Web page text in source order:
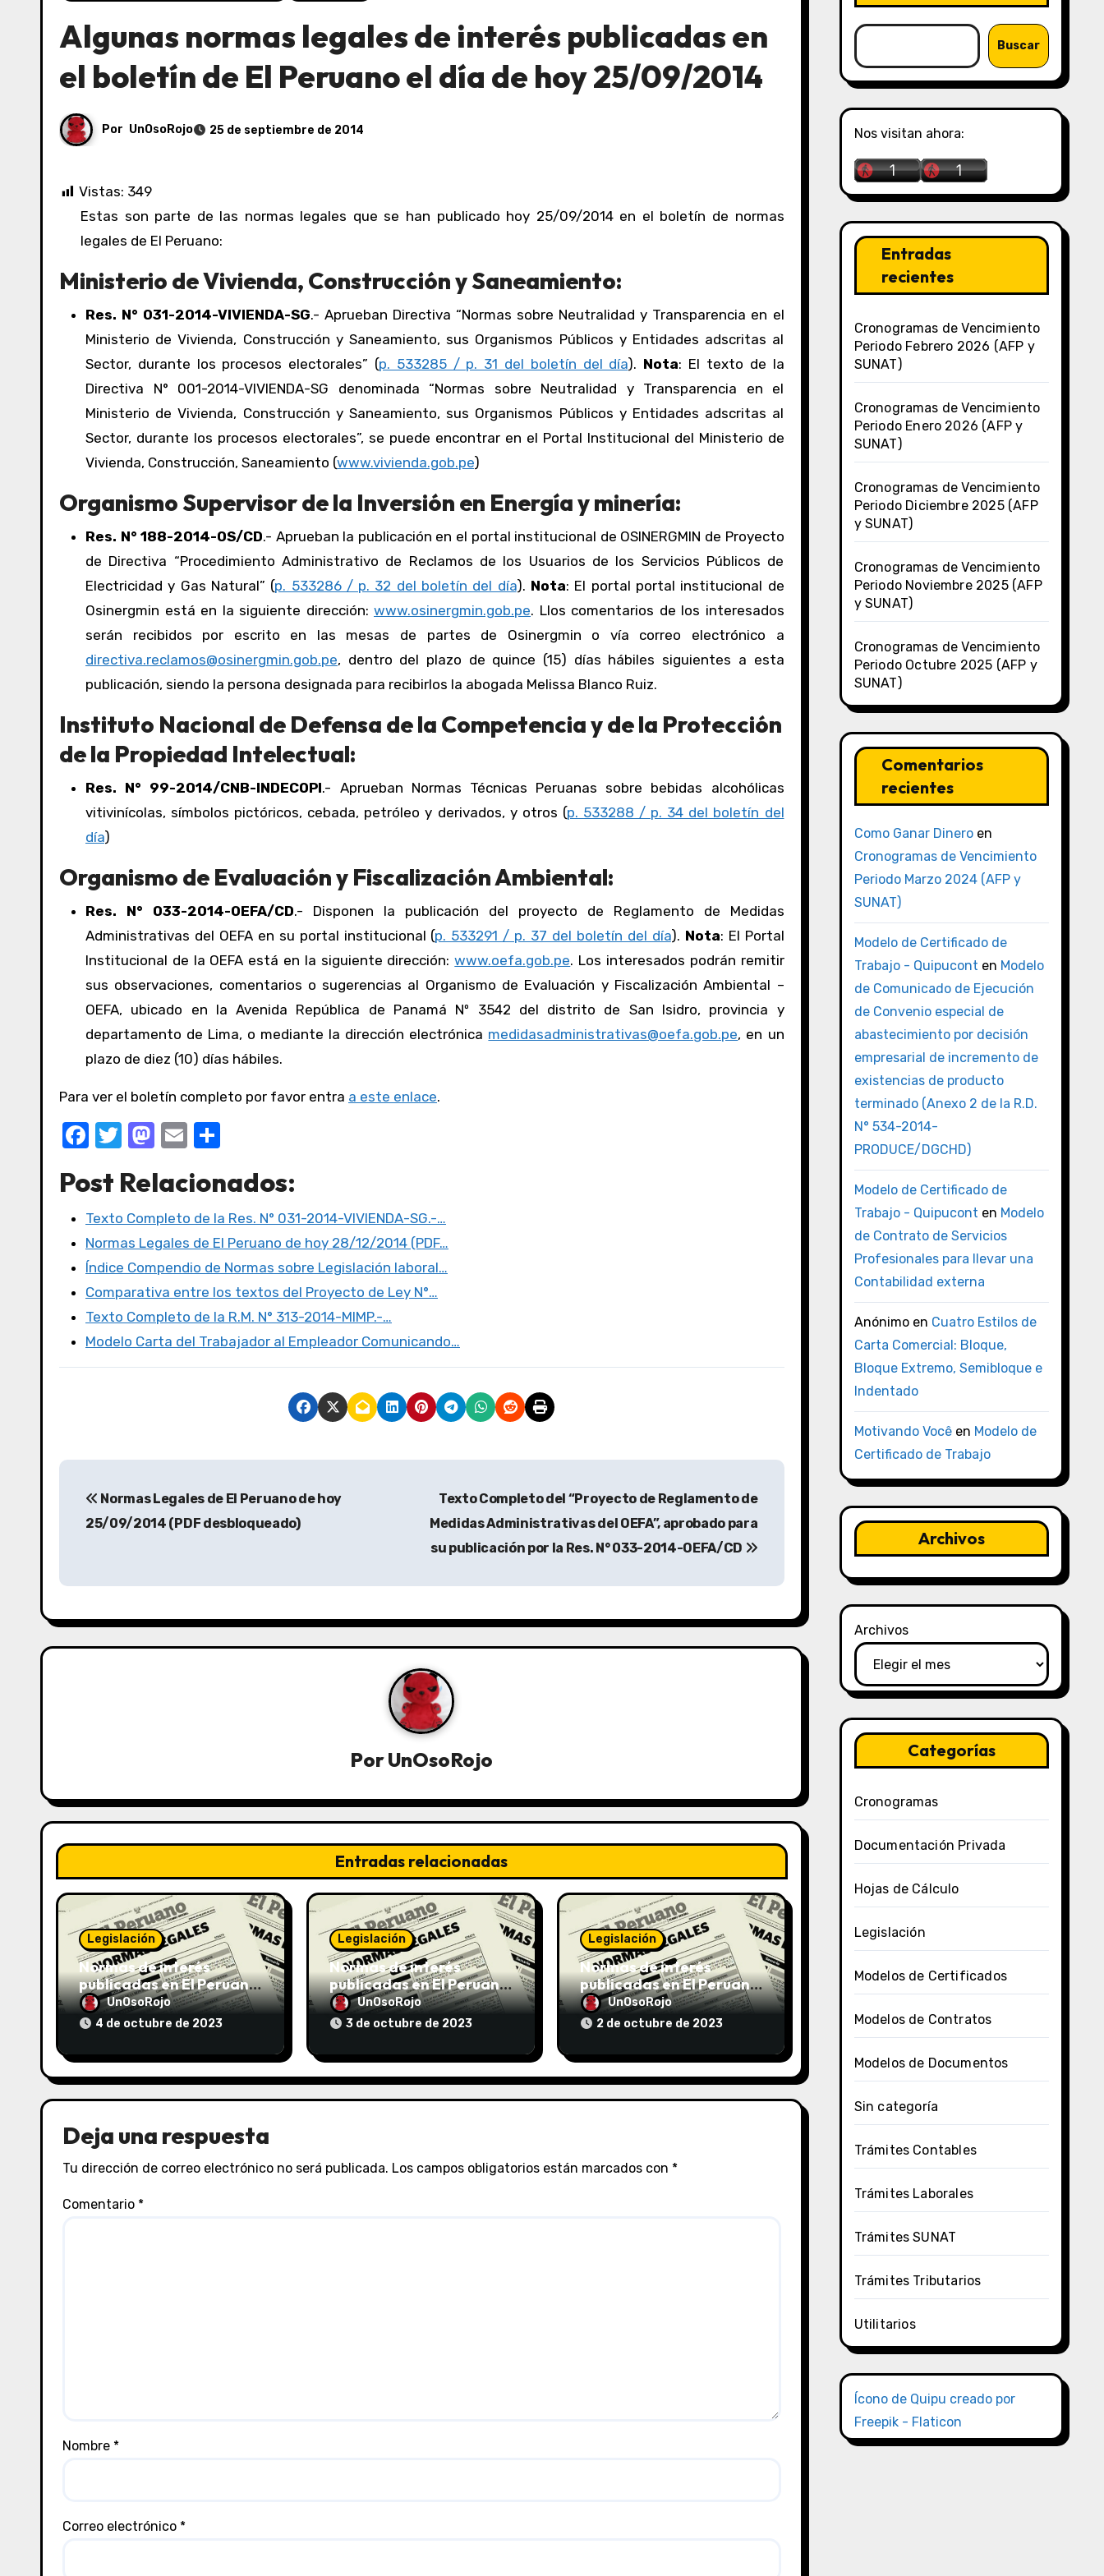
Algunas normas legales de interés publicadas en
el boletín de El Peruano el día de hoy 25/09/2014
Por UnOsoRojo 25 de septiembre de 2014
Vistas: 349
Estas son parte de las normas legales que se han publicado hoy 25/09/2014 en el boletín de normas
legales de El Peruano:
Ministerio de Vivienda, Construcción y Saneamiento:
Res. N° 031-2014-VIVIENDA-SG.- Aprueban Directiva “Normas sobre Neutralidad y Transparencia en el
Ministerio de Vivienda, Construcción y Saneamiento, sus Organismos Públicos y Entidades adscritas al
Sector, durante los procesos electorales” (p. 533285 / p. 31 del boletín del día). Nota: El texto de la
Directiva N° 001-2014-VIVIENDA-SG denominada “Normas sobre Neutralidad y Transparencia en el
Ministerio de Vivienda, Construcción y Saneamiento, sus Organismos Públicos y Entidades adscritas al
Sector, durante los procesos electorales”, se puede encontrar en el Portal Institucional del Ministerio de
Vivienda, Construcción, Saneamiento (www.vivienda.gob.pe)
Organismo Supervisor de la Inversión en Energía y minería:
Res. N° 188-2014-OS/CD.- Aprueban la publicación en el portal institucional de OSINERGMIN de Proyecto
de Directiva “Procedimiento Administrativo de Reclamos de los Usuarios de los Servicios Públicos de
Electricidad y Gas Natural” (p. 533286 / p. 32 del boletín del día). Nota: El portal portal institucional de
Osinergmin está en la siguiente dirección: www.osinergmin.gob.pe. Llos comentarios de los interesados
serán recibidos por escrito en las mesas de partes de Osinergmin o vía correo electrónico a
directiva.reclamos@osinergmin.gob.pe, dentro del plazo de quince (15) días hábiles siguientes a esta
publicación, siendo la persona designada para recibirlos la abogada Melissa Blanco Ruiz.
Instituto Nacional de Defensa de la Competencia y de la Protección
de la Propiedad Intelectual:
Res. N° 99-2014/CNB-INDECOPI.- Aprueban Normas Técnicas Peruanas sobre bebidas alcohólicas
vitivinícolas, símbolos pictóricos, cebada, petróleo y derivados, y otros (p. 533288 / p. 34 del boletín del
día)
Organismo de Evaluación y Fiscalización Ambiental:
Res. N° 033-2014-OEFA/CD.- Disponen la publicación del proyecto de Reglamento de Medidas
Administrativas del OEFA en su portal institucional (p. 533291 / p. 37 del boletín del día). Nota: El Portal
Institucional de la OEFA está en la siguiente dirección:www.oefa.gob.pe. Los interesados podrán remitir
sus observaciones, comentarios o sugerencias al Organismo de Evaluación y Fiscalización Ambiental –
OEFA, ubicado en la Avenida República de Panamá Nº 3542 del distrito de San Isidro, provincia y
departamento de Lima, o mediante la dirección electrónica medidasadministrativas@oefa.gob.pe, en un
plazo de diez (10) días hábiles.
Para ver el boletín completo por favor entra a este enlace.
F
c
e
b
o
o
k
T
it
te
r
M
st
o
d
o
n
E
ail m
p
ar
tir
Post Relacionados:
Texto Completo de la Res. N° 031-2014-VIVIENDA-SG.-…
Normas Legales de El Peruano de hoy 28/12/2014 (PDF…
Índice Compendio de Normas sobre Legislación laboral…
Comparativa entre los textos del Proyecto de Ley N°…
Texto Completo de la R.M. N° 313-2014-MIMP.-…
Modelo Carta del Trabajador al Empleador Comunicando…
Normas Legales de El Peruano de hoy
25/09/2014 (PDF desbloqueado)
Texto Completo del “Proyecto de Reglamento de
Medidas Administrativas del OEFA”, aprobado para
su publicación por la Res. N° 033-2014-OEFA/CD
PorUnOsoRojo
Entradas relacionadas
Legislación
Normas de interés
publicadas en El Peruano
el 04/10/2023
UnOsoRojo
4 de octubre de 2023
Legislación
Normas de interés
publicadas en El Peruano
el 03/10/2023
UnOsoRojo
3 de octubre de 2023
Legislación
Normas de interés
publicadas en El Peruano
el 02/10/2023
UnOsoRojo
2 de octubre de 2023
Deja una respuesta
Tu dirección de correo electrónico no será publicada. Los campos obligatorios están marcados con *
Comentario *
Nombre *
Correo electrónico *
Buscar
Nos visitan ahora:
Entradas
recientes
Cronogramas de Vencimiento
Periodo Febrero 2026 (AFP y
SUNAT)
Cronogramas de Vencimiento
Periodo Enero 2026 (AFP y
SUNAT)
Cronogramas de Vencimiento
Periodo Diciembre 2025 (AFP
y SUNAT)
Cronogramas de Vencimiento
Periodo Noviembre 2025 (AFP
y SUNAT)
Cronogramas de Vencimiento
Periodo Octubre 2025 (AFP y
SUNAT)
Comentarios
recientes
Como Ganar Dineroen
Cronogramas de Vencimiento
Periodo Marzo 2024 (AFP y
SUNAT)
Modelo de Certificado de
Trabajo - Quipucont en Modelo
de Comunicado de Ejecución
de Convenio especial de
abastecimiento por decisión
empresarial de incremento de
existencias de producto
terminado (Anexo 2 de la R.D.
N° 534-2014-
PRODUCE/DGCHD)
Modelo de Certificado de
Trabajo - Quipucont en Modelo
de Contrato de Servicios
Profesionales para llevar una
Contabilidad externa
Anónimoen Cuatro Estilos de
Carta Comercial: Bloque,
Bloque Extremo, Semibloque e
Indentado
Motivando Vocêen Modelo de
Certificado de Trabajo
Archivos
Archivos
Categorías
Cronogramas
Documentación Privada
Hojas de Cálculo
Legislación
Modelos de Certificados
Modelos de Contratos
Modelos de Documentos
Sin categoría
Trámites Contables
Trámites Laborales
Trámites SUNAT
Trámites Tributarios
Utilitarios
Ícono de Quipu creado por
Freepik - Flaticon